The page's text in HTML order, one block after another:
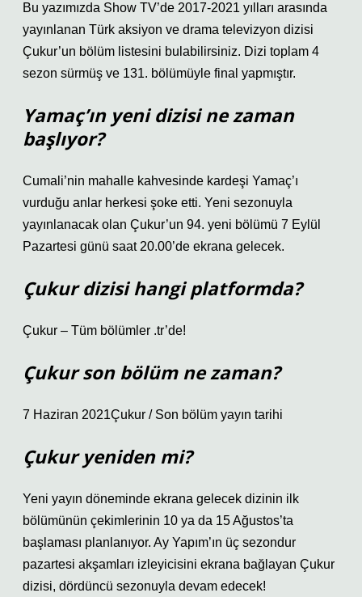
Bu yazımızda Show TV’de 2017-2021 yılları arasında
yayınlanan Türk aksiyon ve drama televizyon dizisi
Çukur’un bölüm listesini bulabilirsiniz. Dizi toplam 4
sezon sürmüş ve 131. bölümüyle final yapmıştır.
Yamaç’ın yeni dizisi ne zaman
başlıyor?
Cumali’nin mahalle kahvesinde kardeşi Yamaç’ı
vurduğu anlar herkesi şoke etti. Yeni sezonuyla
yayınlanacak olan Çukur’un 94. yeni bölümü 7 Eylül
Pazartesi günü saat 20.00’de ekrana gelecek.
Çukur dizisi hangi platformda?
Çukur – Tüm bölümler .tr’de!
Çukur son bölüm ne zaman?
7 Haziran 2021Çukur / Son bölüm yayın tarihi
Çukur yeniden mi?
Yeni yayın döneminde ekrana gelecek dizinin ilk
bölümünün çekimlerinin 10 ya da 15 Ağustos’ta
başlaması planlanıyor. Ay Yapım’ın üç sezondur
pazartesi akşamları izleyicisini ekrana bağlayan Çukur
dizisi, dördüncü sezonuyla devam edecek!